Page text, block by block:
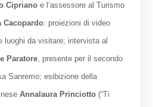
Ciprianoe l’assessore al Turismo
Cacopardo: proiezioni di video
luoghi da visitare; intervista al
Paratore, presente per il secondo
Sanremo; esibizione della
Annalaura Princiotto (“Ti